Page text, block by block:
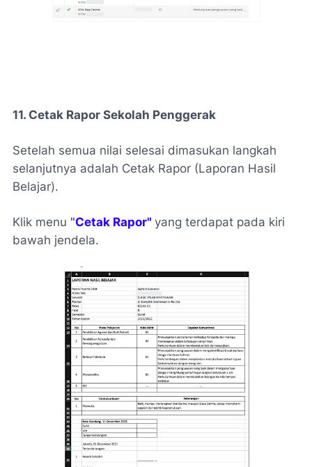
11. Cetak Rapor Sekolah Penggerak
Setelah semua nilai selesai dimasukan langkah
selanjutnya adalah Cetak Rapor (Laporan Hasil
Belajar).
Klik menu "Cetak Rapor" yang terdapat pada kiri
bawah jendela.